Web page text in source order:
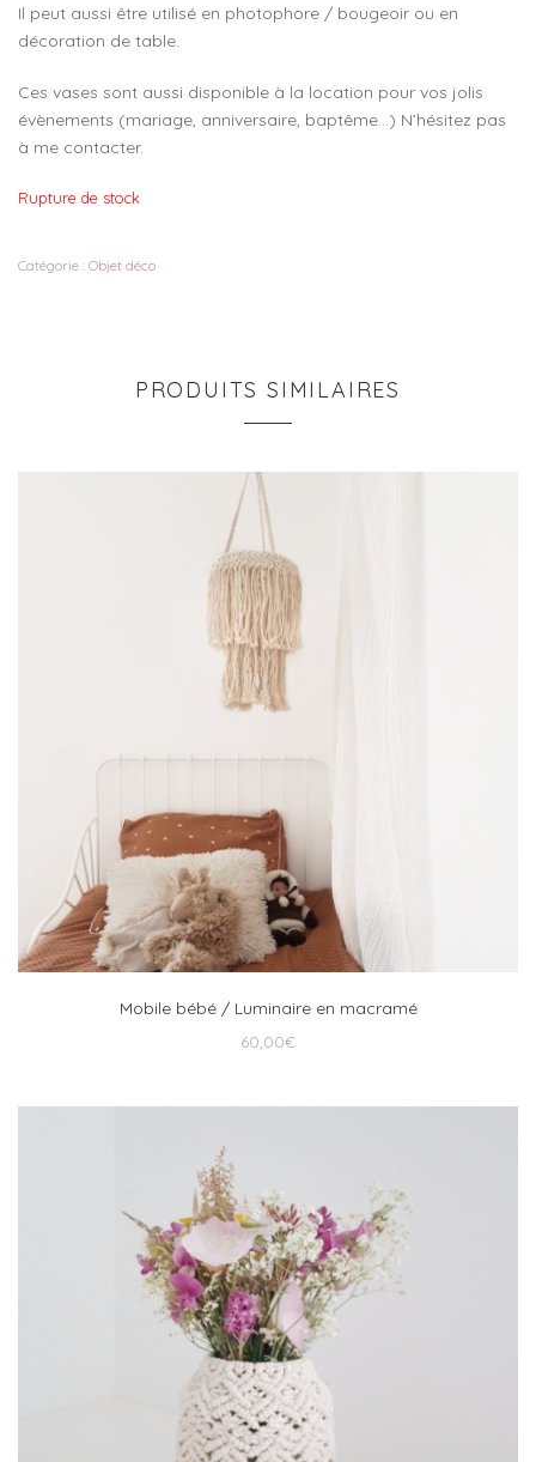
Il peut aussi être utilisé en photophore / bougeoir ou en
décoration de table.
Ces vases sont aussi disponible à la location pour vos jolis
évènements (mariage, anniversaire, baptême…) N’hésitez pas
à me contacter.
Rupture de stock
Catégorie : Objet déco
PRODUITS SIMILAIRES
Mobile bébé / Luminaire en macramé
60,00€